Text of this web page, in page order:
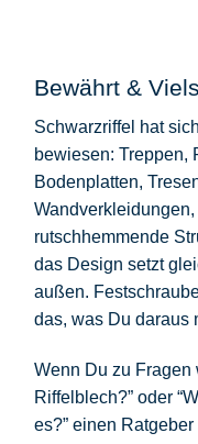
Bewährt &
Schwarzriffel hat
bewiesen: Treppen,
Bodenplatten,
rutschhemmende
das Design setzt
außen.
das, was Du daraus
Wenn Du zu Fragen
Riffelblech?” oder
es?” einen Ratgeber